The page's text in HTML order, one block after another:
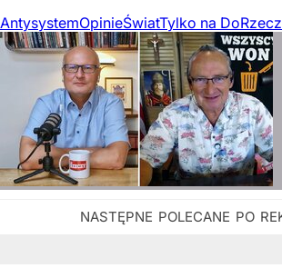
AntysystemOpinieŚwiatTylko na